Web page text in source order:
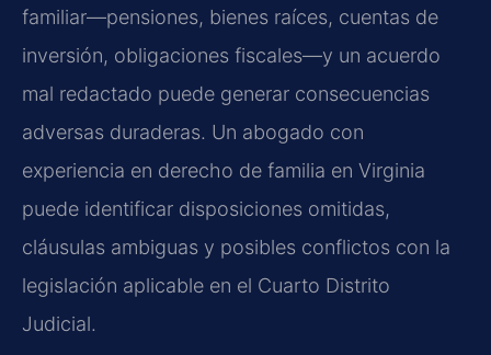
familiar—pensiones, bienes raíces, cuentas de
inversión, obligaciones fiscales—y un acuerdo
mal redactado puede generar consecuencias
adversas duraderas. Un abogado con
experiencia en derecho de familia en Virginia
puede identificar disposiciones omitidas,
cláusulas ambiguas y posibles conflictos con la
legislación aplicable en el Cuarto Distrito
Judicial.